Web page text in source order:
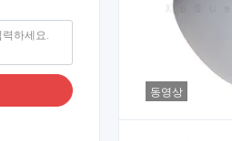
동영상